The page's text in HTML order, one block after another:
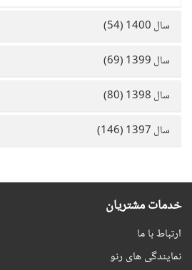
سال 1400 (54)
سال 1399 (69)
سال 1398 (80)
سال 1397 (146)
خدمات مشتریان
ارتباط با ما
نمایندگی های رنو